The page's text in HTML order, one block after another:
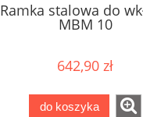
Ramka stalowa do
MBM 10
642,90 zł
do koszyka